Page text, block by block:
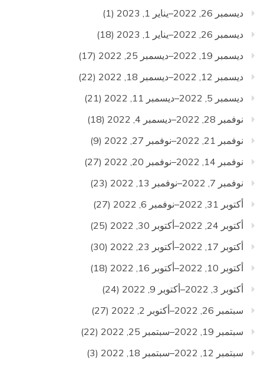
ديسمبر 26, 2022–يناير 1, 2023
(1)
ديسمبر 26, 2022–يناير 1, 2023
(18)
ديسمبر 19, 2022–ديسمبر 25, 2022
(17)
ديسمبر 12, 2022–ديسمبر 18, 2022
(22)
ديسمبر 5, 2022–ديسمبر 11, 2022
(21)
نوفمبر 28, 2022–ديسمبر 4, 2022
(18)
نوفمبر 21, 2022–نوفمبر 27, 2022
(9)
نوفمبر 14, 2022–نوفمبر 20, 2022
(27)
نوفمبر 7, 2022–نوفمبر 13, 2022
(23)
أكتوبر 31, 2022–نوفمبر 6, 2022
(27)
أكتوبر 24, 2022–أكتوبر 30, 2022
(25)
أكتوبر 17, 2022–أكتوبر 23, 2022
(30)
أكتوبر 10, 2022–أكتوبر 16, 2022
(18)
أكتوبر 3, 2022–أكتوبر 9, 2022
(24)
سبتمبر 26, 2022–أكتوبر 2, 2022
(27)
سبتمبر 19, 2022–سبتمبر 25, 2022
(22)
سبتمبر 12, 2022–سبتمبر 18, 2022
(3)